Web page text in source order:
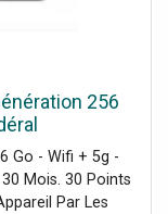
256
Go - Wifi + 5g -
Mois. 30 Points
Par Les